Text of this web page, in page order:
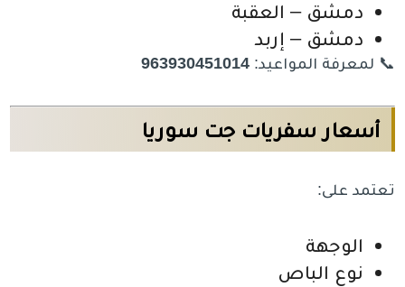
دمشق – العقبة
دمشق – إربد
📞 لمعرفة المواعيد:963930451014
أسعار سفريات جت سوريا
تعتمد على:
الوجهة
نوع الباص